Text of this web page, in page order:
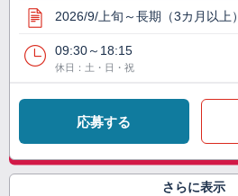
2026/9/上旬～長期（3カ月以上）
09:30～18:15
休日：土・日・祝
応募する
さらに表示